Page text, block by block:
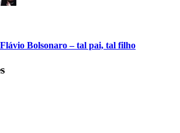
Bolsonaro – tal pai, tal filho